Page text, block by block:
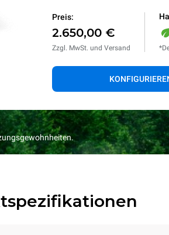
Preis:
2.650,00 €
Zzgl. MwSt. und Versand